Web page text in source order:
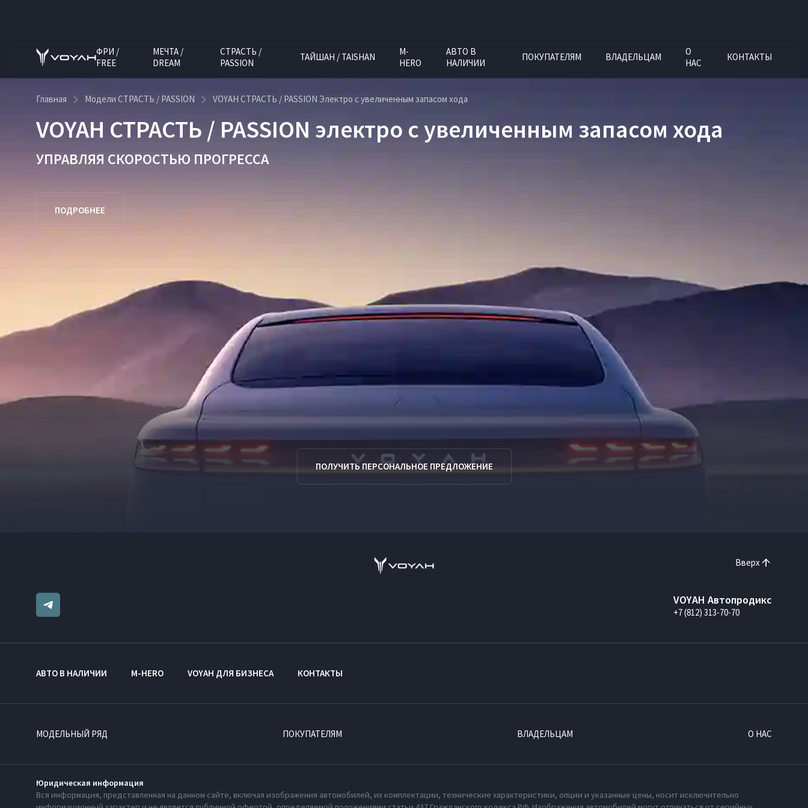
ФРИ /
FREE
МЕЧТА /
DREAM
СТРАСТЬ /
PASSION
ТАЙШАН / TAISHAN
M-
HERO
АВТО В
НАЛИЧИИ
ПОКУПАТЕЛЯМ ВЛАДЕЛЬЦАМ
О
НАС
КОНТАКТЫ
Главная Модели СТРАСТЬ / PASSION VOYAH СТРАСТЬ / PASSION Электро с увеличенным запасом хода
VOYAH СТРАСТЬ / PASSION электро с увеличенным запасом хода
УПРАВЛЯЯ СКОРОСТЬЮ ПРОГРЕССА
ПОДРОБНЕЕ
ПОЛУЧИТЬ ПЕРСОНАЛЬНОЕ ПРЕДЛОЖЕНИЕ
Вверх
VOYAH Автопродикс
+7 (812) 313-70-70
АВТО В НАЛИЧИИ M-HERO VOYAH ДЛЯ БИЗНЕСА КОНТАКТЫ
МОДЕЛЬНЫЙ РЯД ПОКУПАТЕЛЯМ ВЛАДЕЛЬЦАМ О НАС
Юридическая информация
Вся информация, представленная на данном сайте, включая изображения автомобилей, их комплектации, технические характеристики, опции и указанные цены, носит исключительно